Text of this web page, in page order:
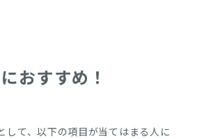
おすすめ！
して、以下の項目が当てはまる人に